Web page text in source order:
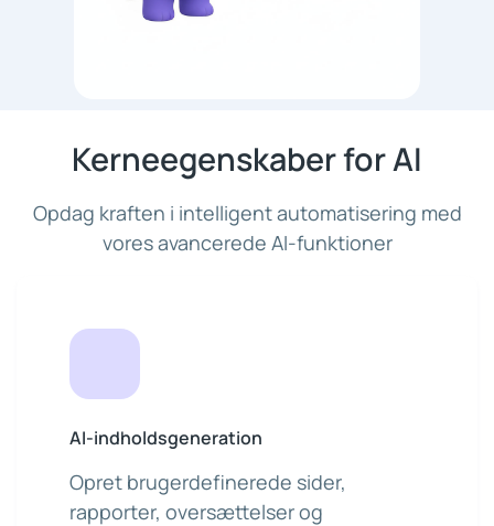
Kerneegenskaber for AI
Opdag kraften i intelligent automatisering med
vores avancerede AI-funktioner
AI-indholdsgeneration
Opret brugerdefinerede sider,
rapporter, oversættelser og